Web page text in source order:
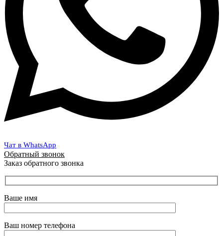
Чат в WhatsApp
Обратный звонок
Заказ обратного звонка
Ваше имя
Ваш номер телефона